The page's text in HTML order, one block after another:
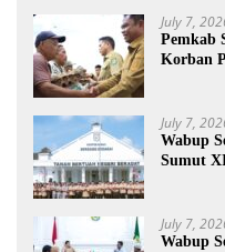
July 7,
Pemkab
Korban
July 7,
Wabup
Sumut
July 7,
Wabup